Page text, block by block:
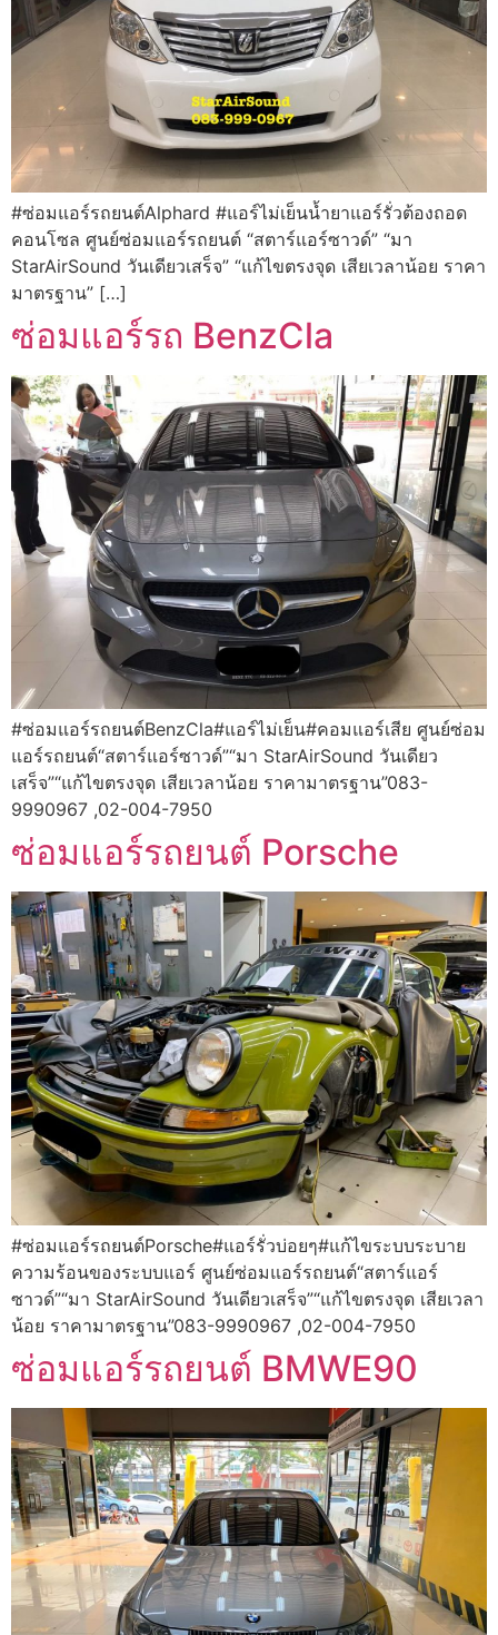
#ซ่อมแอร์รถยนต์Alphard #แอร์ไม่เย็นน้ำยาแอร์รั่วต้องถอด
คอนโซล ศูนย์ซ่อมแอร์รถยนต์ “สตาร์แอร์ซาวด์” “มา
StarAirSound วันเดียวเสร็จ” “แก้ไขตรงจุด เสียเวลาน้อย ราคา
มาตรฐาน” […]
ซ่อมแอร์รถ BenzCla
#ซ่อมแอร์รถยนต์BenzCla#แอร์ไม่เย็น#คอมแอร์เสีย ศูนย์ซ่อม
แอร์รถยนต์“สตาร์แอร์ซาวด์”“มา StarAirSound วันเดียว
เสร็จ”“แก้ไขตรงจุด เสียเวลาน้อย ราคามาตรฐาน”083-
9990967 ,02-004-7950
ซ่อมแอร์รถยนต์ Porsche
#ซ่อมแอร์รถยนต์Porsche#แอร์รั่วบ่อยๆ#แก้ไขระบบระบาย
ความร้อนของระบบแอร์ ศูนย์ซ่อมแอร์รถยนต์“สตาร์แอร์
ซาวด์”“มา StarAirSound วันเดียวเสร็จ”“แก้ไขตรงจุด เสียเวลา
น้อย ราคามาตรฐาน”083-9990967 ,02-004-7950
ซ่อมแอร์รถยนต์ BMWE90